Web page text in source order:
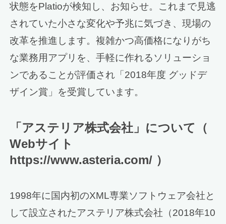
状態をPlatioが検知し、お知らせ。これまで見逃
されていた小さな変化や予兆に気づき、現場の
改革を推進します。複雑かつ高価格になりがち
な業務用アプリを、手軽に作れるソリューショ
ンであることが評価され「2018年度 グッドデ
ザイン賞」を受賞しています。
「アステリア株式会社」について（
Webサイト
https://www.asteria.com/ ）
1998年に国内初のXML専業ソフトウェア会社と
して設立されたアステリア株式会社（2018年10